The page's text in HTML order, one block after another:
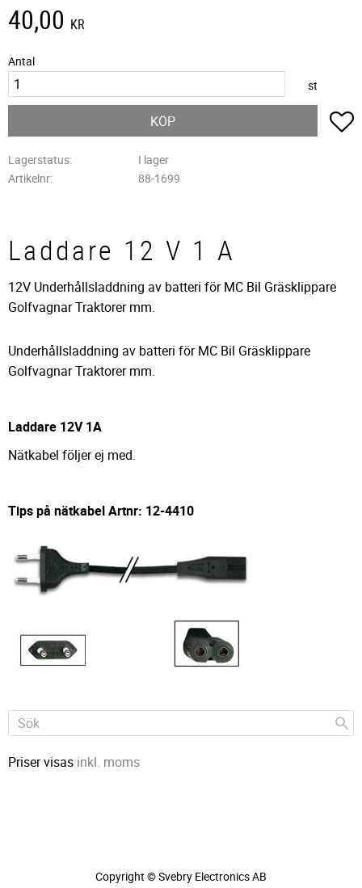
40,00 KR
Antal
st
KÖP
Lagerstatus
I lager
Artikelnr
88-1699
Laddare 12 V 1 A
12V Underhållsladdning av batteri för MC Bil Gräsklippare
Golfvagnar Traktorer mm.
Underhållsladdning av batteri för MC Bil Gräsklippare
Golfvagnar Traktorer mm.
Laddare 12V 1A
Nätkabel följer ej med.
Tips på nätkabel Artnr: 12-4410
Priser visas inkl. moms
Copyright © Svebry Electronics AB